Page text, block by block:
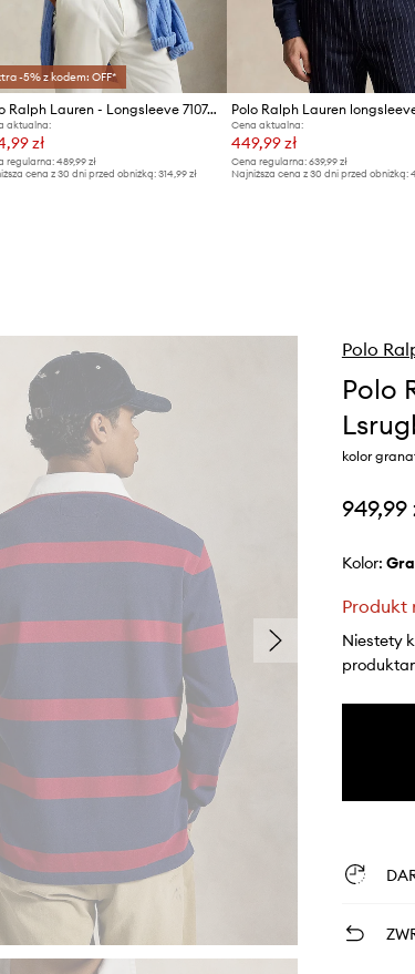
-5% z kodem: OFF*
Polo Ralph Lauren - Longsleeve 710760121003
aktualna:
zł
regularna: 489,99 zł
cena z 30 dni przed obniżką: 314,99 zł
Cena aktualna:
449,99 zł
Cena regularna: 639,99 zł
Najniższa cena z 30 dni przed obniżką:
Polo
Polo
kolor
949,99
Kolor:
Produkt
Niestety